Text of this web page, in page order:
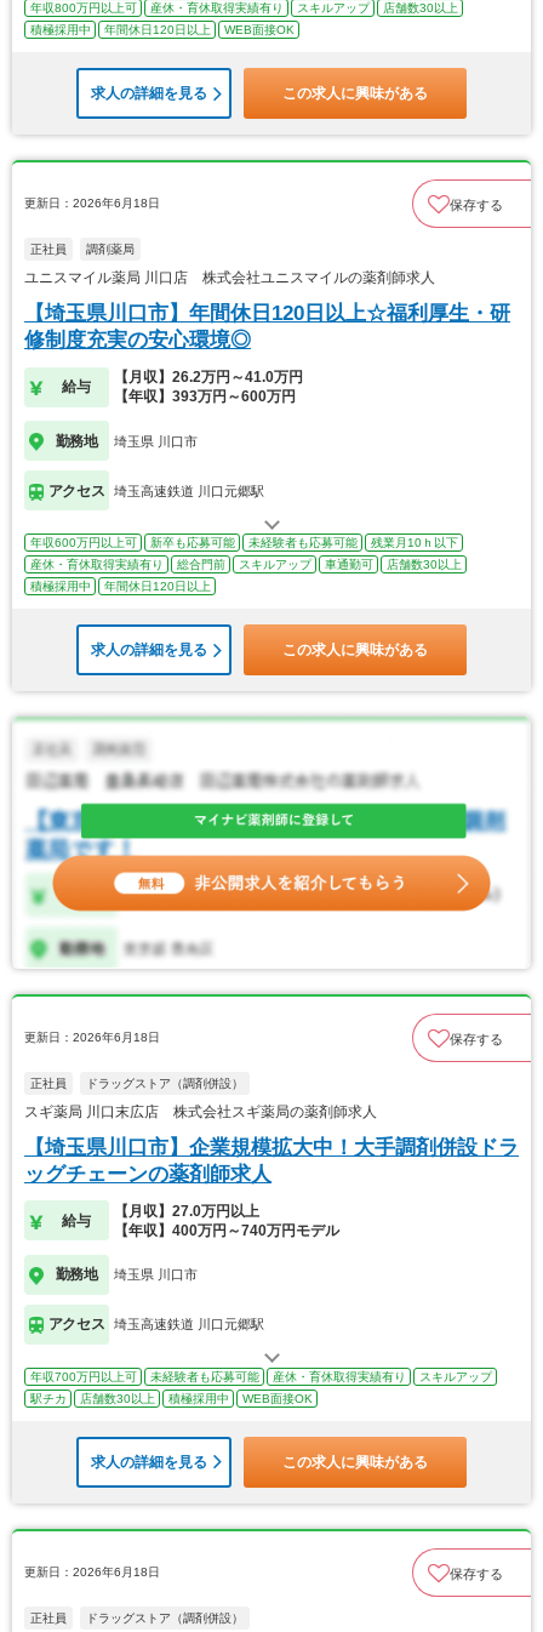
年収800万円以上可 産休・育休取得実績有り スキルアップ
店舗数30以上
積極採用中
年間休日120日以上 WEB面接OK
求人の詳細を見る この求人に興味がある
更新日：2026年6月18日 保存する
正社員 調剤薬局
ユニスマイル薬局 川口店 株式会社ユニスマイルの薬剤師求人
【埼玉県川口市】年間休日120日以上☆福利厚生・研
修制度充実の安心環境◎
給与
【月収】26.2万円～41.0万円
【年収】393万円～600万円
勤務地 埼玉県 川口市
アクセス 埼玉高速鉄道 川口元郷駅
年収600万円以上可 新卒も応募可能 未経験者も応募可能
残業月10ｈ以下
産休・育休取得実績有り
総合門前 スキルアップ 車通勤可
店舗数30以上
積極採用中
年間休日120日以上
求人の詳細を見る この求人に興味がある
更新日：2026年6月18日 保存する
正社員 ドラッグストア（調剤併設）
スギ薬局 川口末広店 株式会社スギ薬局の薬剤師求人
【埼玉県川口市】企業規模拡大中！大手調剤併設ドラ
ッグチェーンの薬剤師求人
給与
【月収】27.0万円以上
【年収】400万円～740万円モデル
勤務地 埼玉県 川口市
アクセス 埼玉高速鉄道 川口元郷駅
年収700万円以上可 未経験者も応募可能 産休・育休取得実績有り
スキルアップ
駅チカ
店舗数30以上 積極採用中 WEB面接OK
求人の詳細を見る この求人に興味がある
更新日：2026年6月18日 保存する
正社員 ドラッグストア（調剤併設）